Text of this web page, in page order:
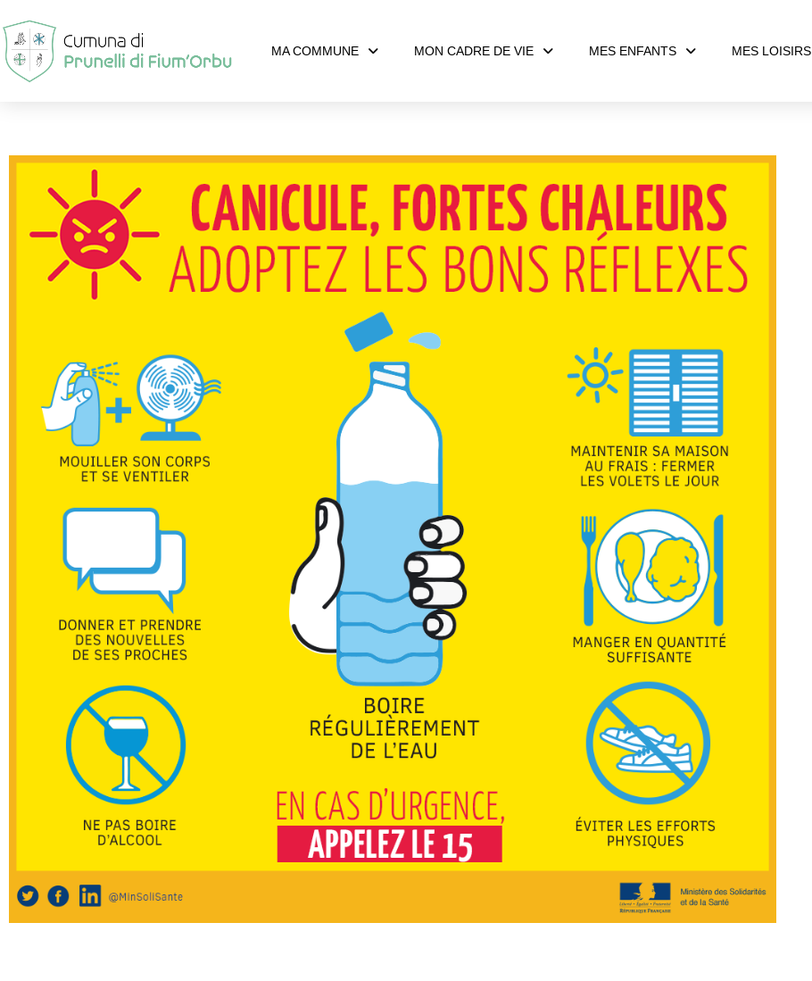
MA COMMUNE MON CADRE DE VIE MES ENFANTS MES LOISIRS